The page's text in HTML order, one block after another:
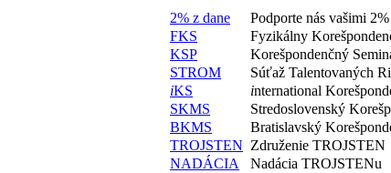
2% z dane
Podporte nás vašimi
FKS
Fyzikálny
KSP
Korešpondenčný
STROM
Súťaž Talentovaných
iKS international
SKMS
Stredoslovenský
BKMS
Bratislavský
TROJSTEN Združenie TROJSTEN
NADÁCIA
Nadácia TROJSTENu